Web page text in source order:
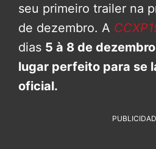
seu primeiro trailer na
de dezembro. A
dias 5 à 8 de dezembro
lugar perfeito para se
oficial.